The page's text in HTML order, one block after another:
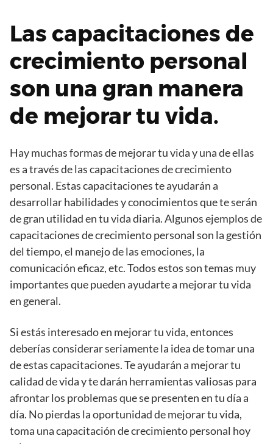
Las capacitaciones de
crecimiento personal
son una gran manera
de mejorar tu vida.
Hay muchas formas de mejorar tu vida y una de ellas
es a través de las capacitaciones de crecimiento
personal. Estas capacitaciones te ayudarán a
desarrollar habilidades y conocimientos que te serán
de gran utilidad en tu vida diaria. Algunos ejemplos de
capacitaciones de crecimiento personal son la gestión
del tiempo, el manejo de las emociones, la
comunicación eficaz, etc. Todos estos son temas muy
importantes que pueden ayudarte a mejorar tu vida
en general.
Si estás interesado en mejorar tu vida, entonces
deberías considerar seriamente la idea de tomar una
de estas capacitaciones. Te ayudarán a mejorar tu
calidad de vida y te darán herramientas valiosas para
afrontar los problemas que se presenten en tu día a
día. No pierdas la oportunidad de mejorar tu vida,
toma una capacitación de crecimiento personal hoy